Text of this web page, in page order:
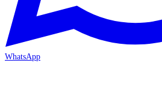
WhatsApp